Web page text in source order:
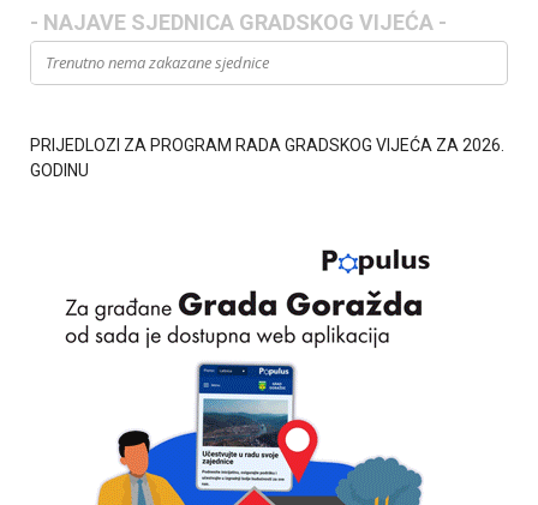
- NAJAVE SJEDNICA GRADSKOG VIJEĆA -
Trenutno nema zakazane sjednice
PRIJEDLOZI ZA PROGRAM RADA GRADSKOG VIJEĆA ZA 2026.
GODINU